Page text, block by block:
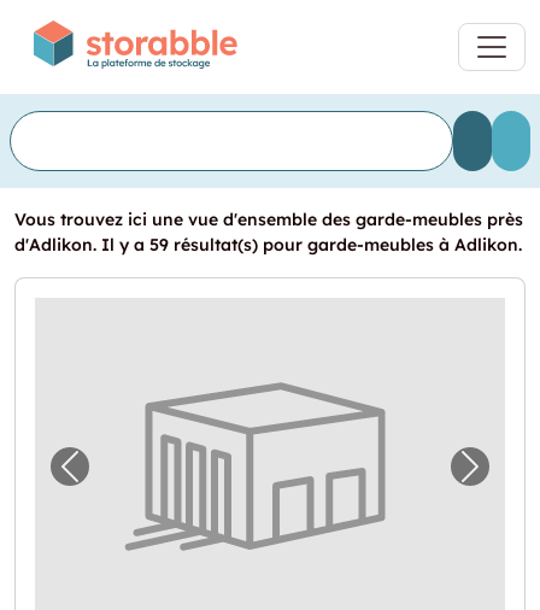
Vous trouvez ici une vue d'ensemble des garde-meubles près
d'Adlikon. Il y a 59 résultat(s) pour garde-meubles à Adlikon.
Image précédente pour "Kellerraum zu